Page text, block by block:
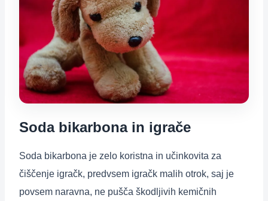
Soda bikarbona in igrače
Soda bikarbona je zelo koristna in učinkovita za
čiščenje igračk, predvsem igračk malih otrok, saj je
povsem naravna, ne pušča škodljivih kemičnih